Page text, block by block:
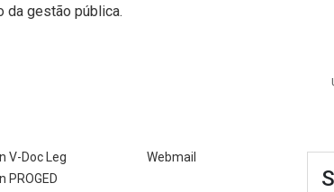
da gestão pública.
V-Doc Leg
PROGED
Webmail